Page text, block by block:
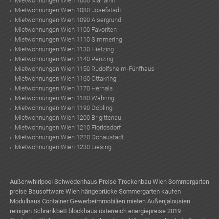
Mietwohnungen Wien 1080 Josefstadt
Mietwohnungen Wien 1090 Alsergrund
Mietwohnungen Wien 1100 Favoriten
Mietwohnungen Wien 1110 Simmering
Mietwohnungen Wien 1130 Hietzing
Mietwohnungen Wien 1140 Penzing
Mietwohnungen Wien 1150 Rudolfsheim-Fünfhaus
Mietwohnungen Wien 1160 Ottakring
Mietwohnungen Wien 1170 Hernals
Mietwohnungen Wien 1180 Währing
Mietwohnungen Wien 1190 Döbling
Mietwohnungen Wien 1200 Brigittenau
Mietwohnungen Wien 1210 Floridsdorf
Mietwohnungen Wien 1220 Donaustadt
Mietwohnungen Wien 1230 Liesing
Außenwhirlpool Schwedenhaus Preise Trockenbau Wien Sommergarten
preise Bausoftware Wien hängebrücke Sommergarten kaufen
Modulhaus Container Gewerbeimmobilien mieten Außenjalousien
reinigen Schrankbett blockhaus österreich energiepreise 2019